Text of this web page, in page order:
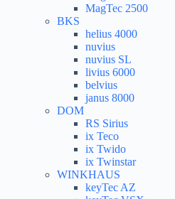
MagTec 2500
BKS
helius 4000
nuvius
nuvius SL
livius 6000
belvius
janus 8000
DOM
RS Sirius
ix Teco
ix Twido
ix Twinstar
WINKHAUS
keyTec AZ